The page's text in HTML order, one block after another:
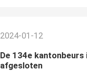
2024-01-12
De 134e
afgesloten